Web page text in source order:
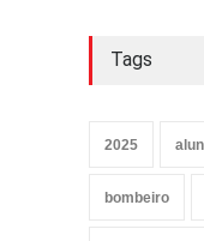
Tags
2025
bombeiro